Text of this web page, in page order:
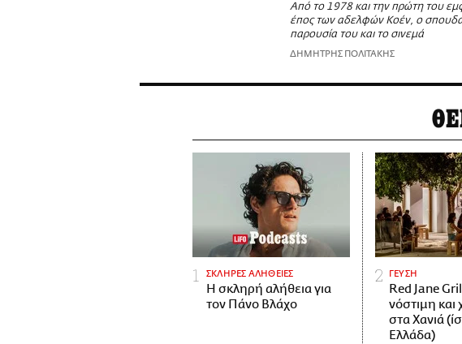
Από το 1978 και την πρώτη του
έπος των αδελφών Κοέν, ο
παρουσία του και το σινεμά
ΔΗΜΗΤΡΗΣ ΠΟΛΙΤΑΚΗΣ
ΣΚΛΗΡΕΣ ΑΛΗΘΕΙΕΣ
H σκληρή αλήθεια για
τον Πάνο Βλάχο
ΓΕΥΣΗ
Red Jane
νόστιμη
στα Χανιά
Ελλάδα)